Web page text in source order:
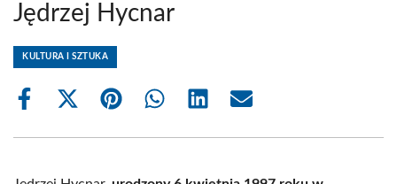
Jędrzej Hycnar
KULTURA I SZTUKA
Share
Facebook
Share
X
Share
Pinterest
Share
WhatsApp
Share
LinkedIn
Share
Email